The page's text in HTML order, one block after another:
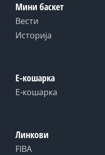
Мини баскет
Вести
Историја
Е-кошарка
Е-кошарка
Линкови
FIBA